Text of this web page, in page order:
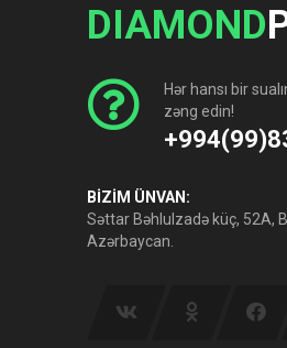
DIAMOND
Hər hansı bir
zəng edin!
BİZİM ÜNVAN:
Səttar Bəhlulzadə küç, 52A,
Azərbaycan.